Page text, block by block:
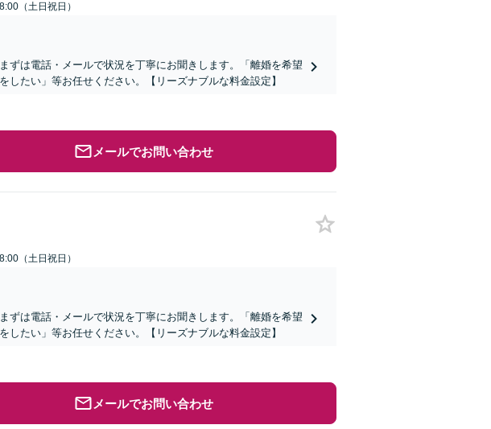
（土日祝日）
ずは電話・メールで状況を丁寧にお聞きします。「離婚を希望
たい」等お任せください。【リーズナブルな料金設定】
メールでお問い合わせ
（土日祝日）
ずは電話・メールで状況を丁寧にお聞きします。「離婚を希望
たい」等お任せください。【リーズナブルな料金設定】
メールでお問い合わせ